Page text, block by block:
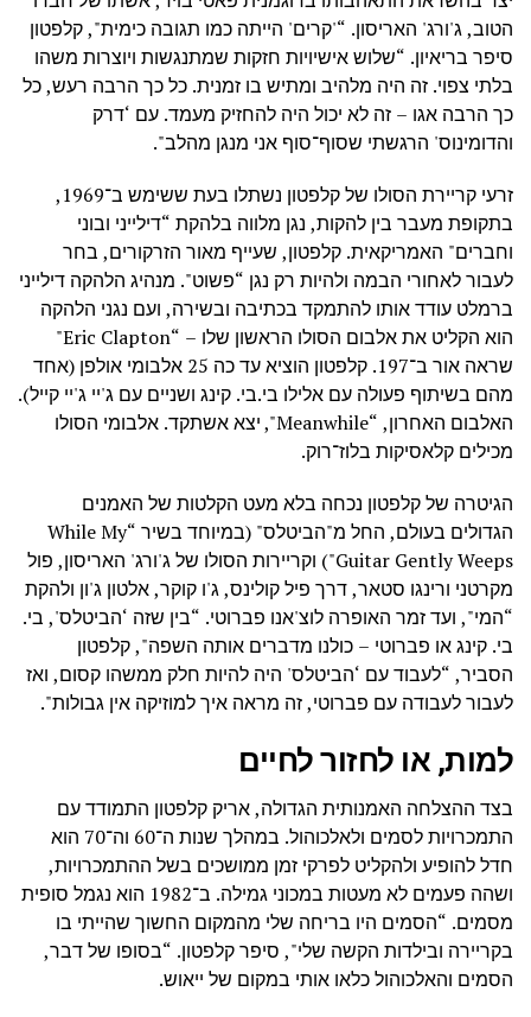
הטוב, ג'ורג' האריסון. “'קרים' הייתה כמו תגובה כימית", קלפטון
סיפר בריאיון. “שלוש אישיויות חזקות שמתנגשות ויוצרות משהו
בלתי צפוי. זה היה מלהיב ומתיש בו זמנית. כל כך הרבה רעש, כל
כך הרבה אגו – זה לא יכול היה להחזיק מעמד. עם ‘דרק
והדומינוס' הרגשתי שסוף־סוף אני מנגן מהלב".
זרעי קריירת הסולו של קלפטון נשתלו בעת ששימש ב־1969,
בתקופת מעבר בין להקות, נגן מלווה בלהקת “דילייני ובוני
וחברים" האמריקאית. קלפטון, שעייף מאור הזרקורים, בחר
לעבור לאחורי הבמה ולהיות רק נגן “פשוט". מנהיג הלהקה דילייני
ברמלט עודד אותו להתמקד בכתיבה ובשירה, ועם נגני הלהקה
הוא הקליט את אלבום הסולו הראשון שלו – “Eric Clapton"
שראה אור ב־197. קלפטון הוציא עד כה 25 אלבומי אולפן (אחד
מהם בשיתוף פעולה עם אלילו בי.בי. קינג ושניים עם ג'יי ג'יי קייל).
האלבום האחרון, “Meanwhile", יצא אשתקד. אלבומי הסולו
מכילים קלאסיקות בלוז־רוק.
הגיטרה של קלפטון נכחה בלא מעט הקלטות של האמנים
הגדולים בעולם, החל מ"הביטלס" (במיוחד בשיר “While My
Guitar Gently Weeps") וקריירות הסולו של ג'ורג' האריסון, פול
מקרטני ורינגו סטאר, דרך פיל קולינס, ג'ו קוקר, אלטון ג'ון ולהקת
“המי", ועד זמר האופרה לוצ'אנו פברוטי. “בין שזה ‘הביטלס', בי.
בי. קינג או פברוטי – כולנו מדברים אותה השפה", קלפטון
הסביר, “לעבוד עם ‘הביטלס' היה להיות חלק ממשהו קסום, ואז
לעבור לעבודה עם פברוטי, זה מראה איך למוזיקה אין גבולות".
למות, או לחזור לחיים
בצד ההצלחה האמנותית הגדולה, אריק קלפטון התמודד עם
התמכרויות לסמים ולאלכוהול. במהלך שנות ה־60 וה־70 הוא
חדל להופיע ולהקליט לפרקי זמן ממושכים בשל ההתמכרויות,
ושהה פעמים לא מעטות במכוני גמילה. ב־1982 הוא נגמל סופית
מסמים. “הסמים היו בריחה שלי מהמקום החשוך שהייתי בו
בקריירה ובילדות הקשה שלי", סיפר קלפטון. “בסופו של דבר,
הסמים והאלכוהול כלאו אותי במקום של ייאוש.